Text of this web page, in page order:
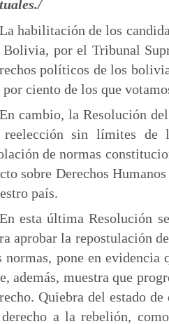
La habilitación de los
Bolivia, por el Tribunal
políticos de los
por ciento de los que
En cambio, la Resolución
sin límites de
de normas
sobre Derechos
país.
En esta última Resolución
aprobar la repostulación
normas, pone en
además, muestra que
Quiebra del estado
a la rebelión,